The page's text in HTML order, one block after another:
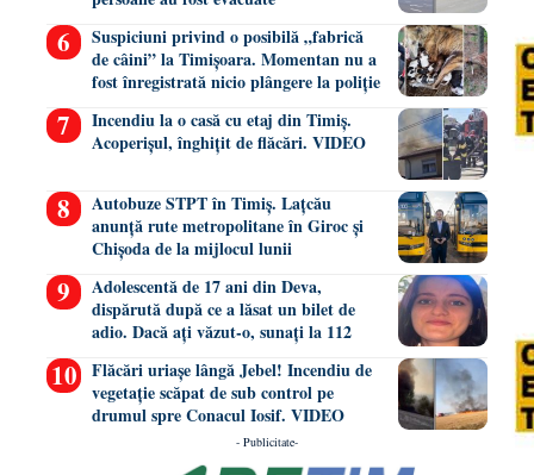
Suspiciuni privind o posibilă „fabrică
de câini” la Timișoara. Momentan nu a
fost înregistrată nicio plângere la poliție
Incendiu la o casă cu etaj din Timiș.
Acoperișul, înghițit de flăcări. VIDEO
Autobuze STPT în Timiș. Lațcău
anunță rute metropolitane în Giroc și
Chișoda de la mijlocul lunii
Adolescentă de 17 ani din Deva,
dispărută după ce a lăsat un bilet de
adio. Dacă ați văzut-o, sunați la 112
Flăcări uriașe lângă Jebel! Incendiu de
vegetație scăpat de sub control pe
drumul spre Conacul Iosif. VIDEO
- Publicitate-